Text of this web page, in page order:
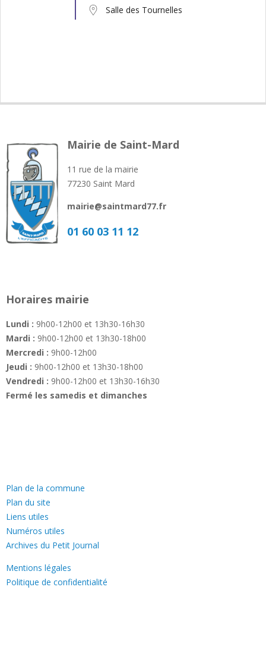
Salle des Tournelles
Mairie de Saint-Mard
11 rue de la mairie
77230 Saint Mard
mairie@saintmard77.fr
01 60 03 11 12
Horaires mairie
Lundi : 9h00-12h00 et 13h30-16h30
Mardi : 9h00-12h00 et 13h30-18h00
Mercredi : 9h00-12h00
Jeudi : 9h00-12h00 et 13h30-18h00
Vendredi : 9h00-12h00 et 13h30-16h30
Fermé les samedis et dimanches
Plan de la commune
Plan du site
Liens utiles
Numéros utiles
Archives du Petit Journal
Mentions légales
Politique de confidentialité